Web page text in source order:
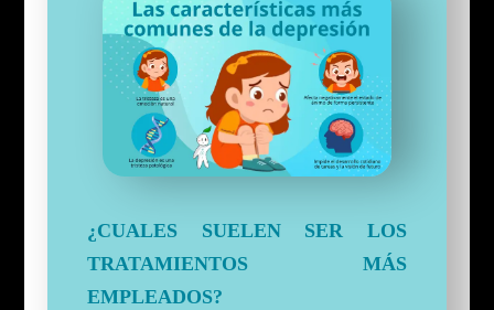
¿CUALES SUELEN SER LOS
TRATAMIENTOS MÁS
EMPLEADOS?